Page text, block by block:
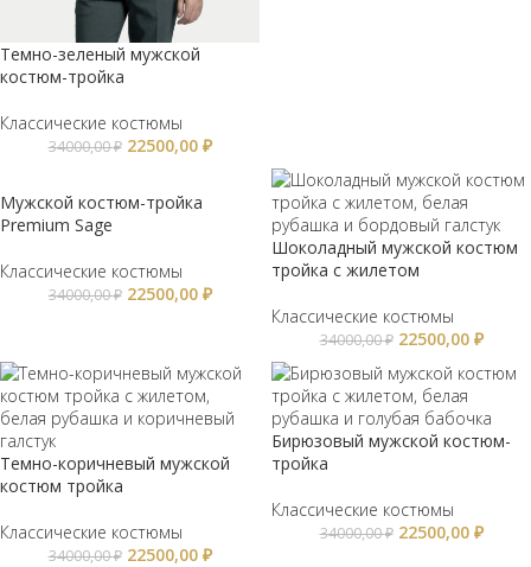
Темно-зеленый мужской
костюм-тройка
Классические костюмы
34000,00₽ 22500,00 ₽
Мужской костюм-тройка
Premium Sage
Классические костюмы
34000,00₽ 22500,00 ₽
Шоколадный мужской костюм
тройка с жилетом
Классические костюмы
34000,00₽ 22500,00 ₽
Темно-коричневый мужской
костюм тройка
Классические костюмы
34000,00₽ 22500,00 ₽
Бирюзовый мужской костюм-
тройка
Классические костюмы
34000,00₽ 22500,00 ₽